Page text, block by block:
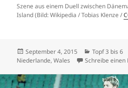
Szene aus einem Duell zwischen
Island (Bild: Wikipedia / Tobias Klenze /
Veröffentlicht
am
September 4, 2015 Kategorien
Topf 3 bis 6
Niederlande,Wales Schreibe einen